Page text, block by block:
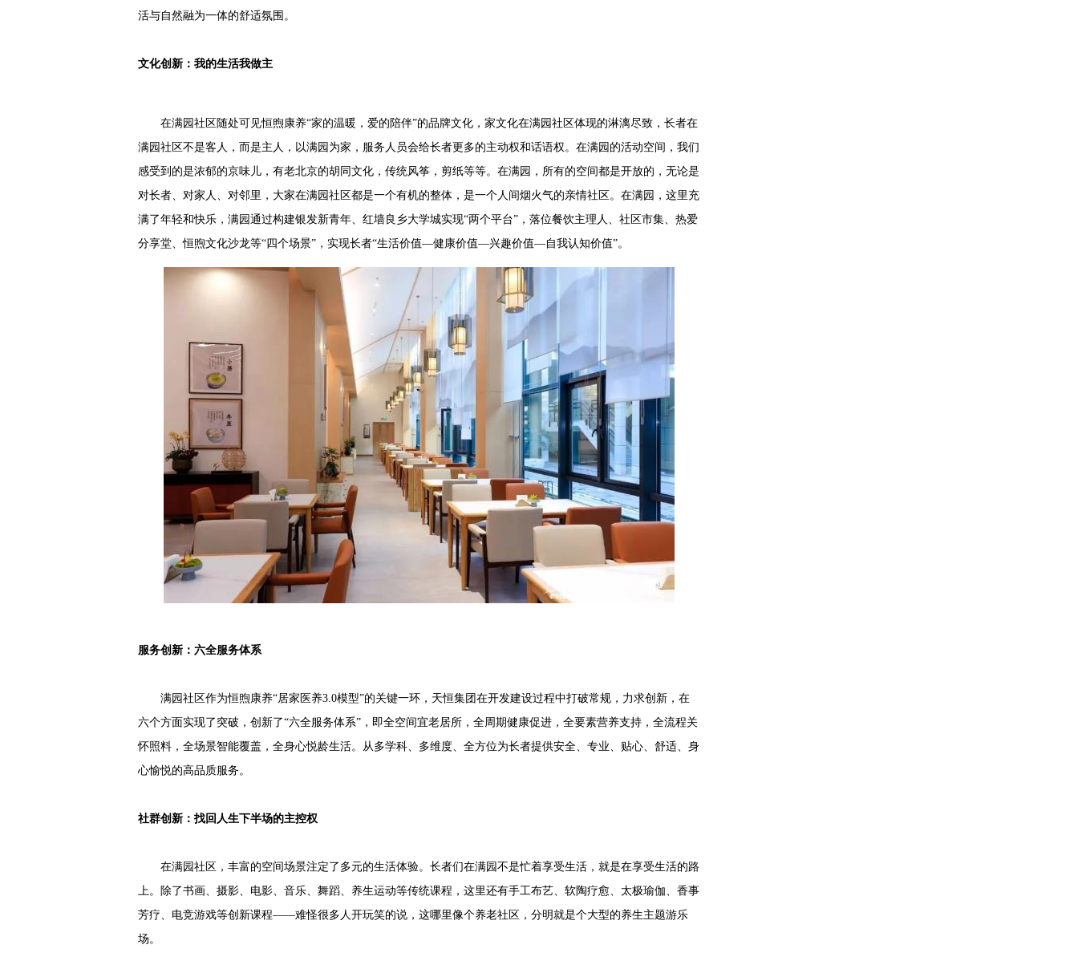
活与自然融为一体的舒适氛围。
文化创新：我的生活我做主
在满园社区随处可见恒煦康养“家的温暖，爱的陪伴”的品牌文化，家文化在满园社区体现的淋漓尽致，长者在
满园社区不是客人，而是主人，以满园为家，服务人员会给长者更多的主动权和话语权。在满园的活动空间，我们
感受到的是浓郁的京味儿，有老北京的胡同文化，传统风筝，剪纸等等。在满园，所有的空间都是开放的，无论是
对长者、对家人、对邻里，大家在满园社区都是一个有机的整体，是一个人间烟火气的亲情社区。在满园，这里充
满了年轻和快乐，满园通过构建银发新青年、红墙良乡大学城实现“两个平台”，落位餐饮主理人、社区市集、热爱
分享堂、恒煦文化沙龙等“四个场景”，实现长者“生活价值—健康价值—兴趣价值—自我认知价值”。
服务创新：六全服务体系
满园社区作为恒煦康养“居家医养3.0模型”的关键一环，天恒集团在开发建设过程中打破常规，力求创新，在
六个方面实现了突破，创新了“六全服务体系”，即全空间宜老居所，全周期健康促进，全要素营养支持，全流程关
怀照料，全场景智能覆盖，全身心悦龄生活。从多学科、多维度、全方位为长者提供安全、专业、贴心、舒适、身
心愉悦的高品质服务。
社群创新：找回人生下半场的主控权
在满园社区，丰富的空间场景注定了多元的生活体验。长者们在满园不是忙着享受生活，就是在享受生活的路
上。除了书画、摄影、电影、音乐、舞蹈、养生运动等传统课程，这里还有手工布艺、软陶疗愈、太极瑜伽、香事
芳疗、电竞游戏等创新课程——难怪很多人开玩笑的说，这哪里像个养老社区，分明就是个大型的养生主题游乐
场。